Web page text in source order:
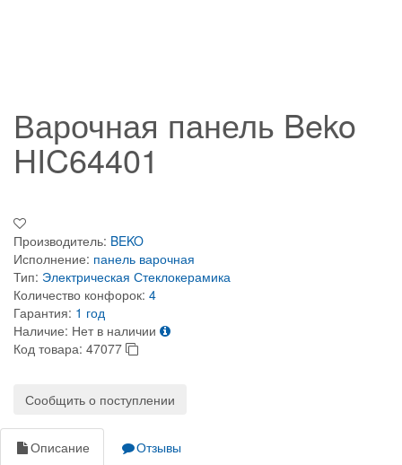
Варочная панель Beko
HIC64401
Производитель: BEKO
Исполнение: панель варочная
Тип: Электрическая Стеклокерамика
Количество конфорок: 4
Гарантия: 1 год
Наличие: Нет в наличии
Код товара: 47077
Сообщить о поступлении
Описание
Отзывы